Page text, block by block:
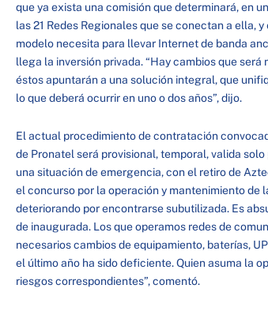
que ya exista una comisión que determinará, en
las 21 Redes Regionales que se conectan a ella,
modelo necesita para llevar Internet de banda
llega la inversión privada. “Hay cambios que
éstos apuntarán a una solución integral, que
lo que deberá ocurrir en uno o dos años”, dijo.
El actual procedimiento de contratación
de Pronatel será provisional, temporal, valida
una situación de emergencia, con el retiro de
el concurso por la operación y mantenimiento de
deteriorando por encontrarse subutilizada. Es
de inaugurada. Los que operamos redes de
necesarios cambios de equipamiento, baterías,
el último año ha sido deficiente. Quien asuma la
riesgos correspondientes”, comentó.